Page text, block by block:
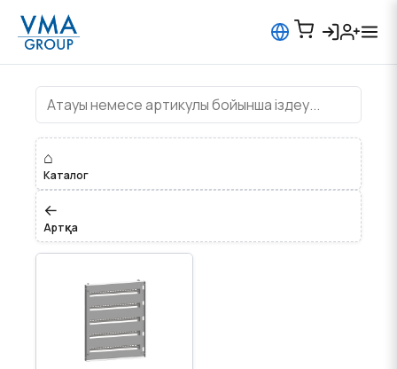
Шкафы промышленные
⌂
Каталог
←
Артқа